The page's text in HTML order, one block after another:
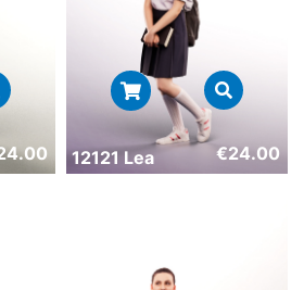
12121 Lea €24.00